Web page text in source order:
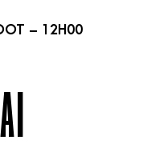
– 12H00